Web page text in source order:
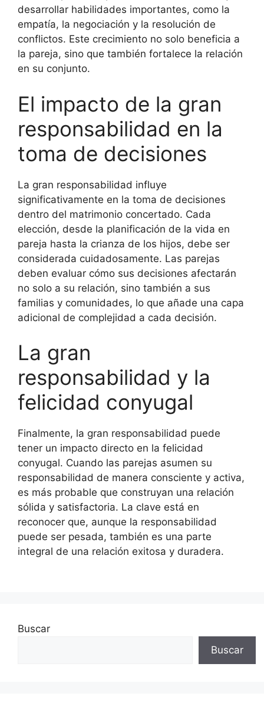
desarrollar habilidades importantes, como la
empatía, la negociación y la resolución de
conflictos. Este crecimiento no solo beneficia a
la pareja, sino que también fortalece la relación
en su conjunto.
El impacto de la gran
responsabilidad en la
toma de decisiones
La gran responsabilidad influye
significativamente en la toma de decisiones
dentro del matrimonio concertado. Cada
elección, desde la planificación de la vida en
pareja hasta la crianza de los hijos, debe ser
considerada cuidadosamente. Las parejas
deben evaluar cómo sus decisiones afectarán
no solo a su relación, sino también a sus
familias y comunidades, lo que añade una capa
adicional de complejidad a cada decisión.
La gran
responsabilidad y la
felicidad conyugal
Finalmente, la gran responsabilidad puede
tener un impacto directo en la felicidad
conyugal. Cuando las parejas asumen su
responsabilidad de manera consciente y activa,
es más probable que construyan una relación
sólida y satisfactoria. La clave está en
reconocer que, aunque la responsabilidad
puede ser pesada, también es una parte
integral de una relación exitosa y duradera.
Buscar
Buscar